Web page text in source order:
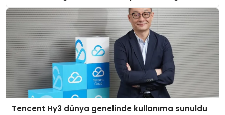
Tencent Hy3 dünya genelinde kullanıma sunuldu